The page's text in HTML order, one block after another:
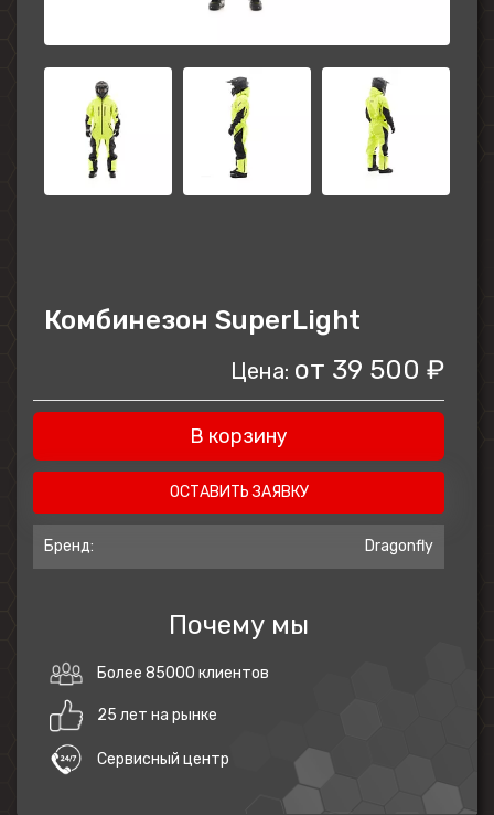
Комбинезон SuperLight
Цена: от 39 500 ₽
В корзину
ОСТАВИТЬ ЗАЯВКУ
Бренд: Dragonfly
Почему мы
Более 85000 клиентов
25 лет на рынке
Сервисный центр